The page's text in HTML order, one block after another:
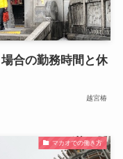
合の勤務時間と休
越宮椿
マカオでの働き方